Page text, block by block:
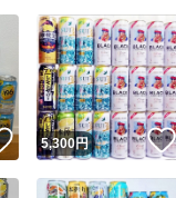
いいね！
5,300円